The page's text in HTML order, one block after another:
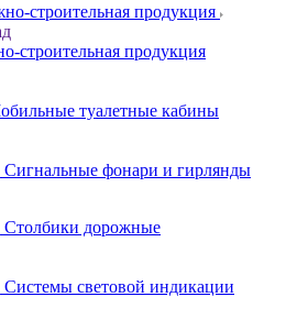
строительная продукция
строительная продукция
туалетные кабины
Сигнальные фонари и гирлянды
Столбики дорожные
Системы световой индикации